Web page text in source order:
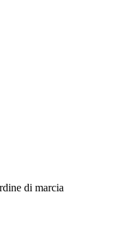
di marcia